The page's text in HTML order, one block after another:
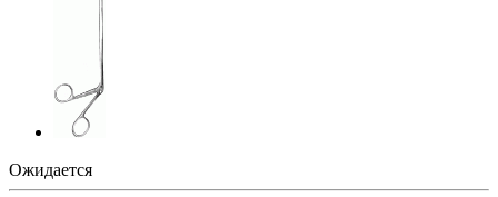
Ожидается